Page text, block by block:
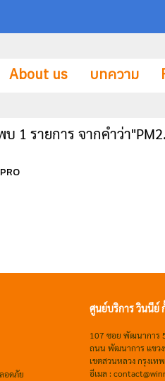
About us บทความ
1 รายการ จากคำว่า
อดภัย
ศูนย์บริการ วินนีย์
107 ซอย พัฒนาการ
ถนน พัฒนาการ แขว
เขตสวนหลวง กรุงเท
อีเมล :